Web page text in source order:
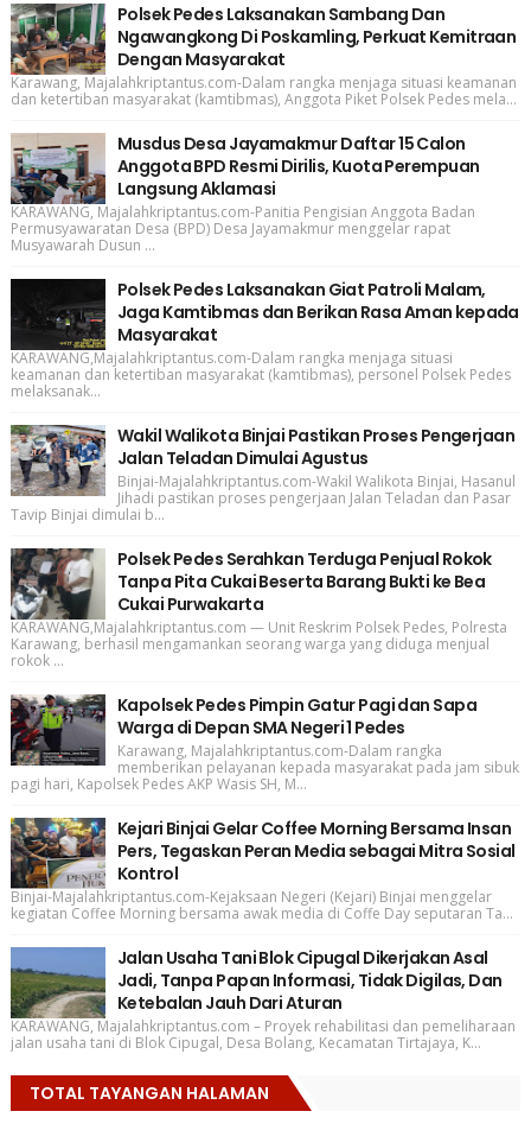
Polsek Pedes Laksanakan Sambang Dan
Ngawangkong Di Poskamling, Perkuat Kemitraan
Dengan Masyarakat
Karawang, Majalahkriptantus.com-Dalam rangka menjaga situasi keamanan
dan ketertiban masyarakat (kamtibmas), Anggota Piket Polsek Pedes mela...
Musdus Desa Jayamakmur Daftar 15 Calon
Anggota BPD Resmi Dirilis, Kuota Perempuan
Langsung Aklamasi
KARAWANG, Majalahkriptantus.com-Panitia Pengisian Anggota Badan
Permusyawaratan Desa (BPD) Desa Jayamakmur menggelar rapat
Musyawarah Dusun ...
Polsek Pedes Laksanakan Giat Patroli Malam,
Jaga Kamtibmas dan Berikan Rasa Aman kepada
Masyarakat
KARAWANG,Majalahkriptantus.com-Dalam rangka menjaga situasi
keamanan dan ketertiban masyarakat (kamtibmas), personel Polsek Pedes
melaksanak...
Wakil Walikota Binjai Pastikan Proses Pengerjaan
Jalan Teladan Dimulai Agustus
Binjai-Majalahkriptantus.com-Wakil Walikota Binjai, Hasanul
Jihadi pastikan proses pengerjaan Jalan Teladan dan Pasar
Tavip Binjai dimulai b...
Polsek Pedes Serahkan Terduga Penjual Rokok
Tanpa Pita Cukai Beserta Barang Bukti ke Bea
Cukai Purwakarta
KARAWANG,Majalahkriptantus.com — Unit Reskrim Polsek Pedes, Polresta
Karawang, berhasil mengamankan seorang warga yang diduga menjual
rokok ...
Kapolsek Pedes Pimpin Gatur Pagi dan Sapa
Warga di Depan SMA Negeri 1 Pedes
Karawang, Majalahkriptantus.com-Dalam rangka
memberikan pelayanan kepada masyarakat pada jam sibuk
pagi hari, Kapolsek Pedes AKP Wasis SH, M...
Kejari Binjai Gelar Coffee Morning Bersama Insan
Pers, Tegaskan Peran Media sebagai Mitra Sosial
Kontrol
Binjai-Majalahkriptantus.com-Kejaksaan Negeri (Kejari) Binjai menggelar
kegiatan Coffee Morning bersama awak media di Coffe Day seputaran Ta...
Jalan Usaha Tani Blok Cipugal Dikerjakan Asal
Jadi, Tanpa Papan Informasi, Tidak Digilas, Dan
Ketebalan Jauh Dari Aturan
KARAWANG, Majalahkriptantus.com – Proyek rehabilitasi dan pemeliharaan
jalan usaha tani di Blok Cipugal, Desa Bolang, Kecamatan Tirtajaya, K...
TOTAL TAYANGAN HALAMAN